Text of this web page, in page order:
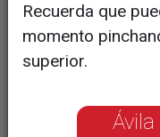
La figura de
infiltrados se
aunque las
dificultan su
Recuerda que
momento
superior.
Ávila